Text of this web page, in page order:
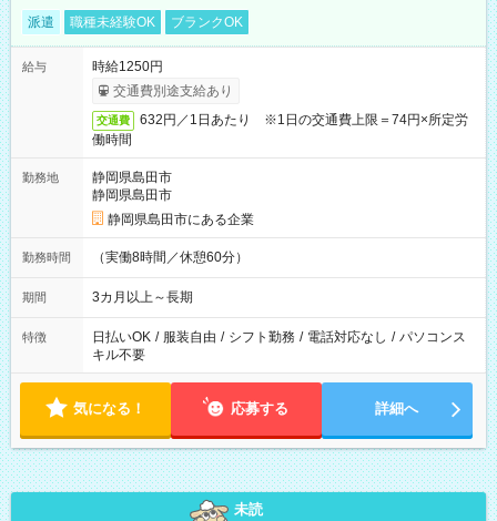
派遣 職種未経験OK ブランクOK
給与
時給1250円
交通費別途支給あり
交通費
632円／1日あたり ※1日の交通費上限＝74円×所定労
働時間
勤務地
静岡県島田市
静岡県島田市
静岡県島田市にある企業
勤務時間 （実働8時間／休憩60分）
期間 3カ月以上～長期
特徴 日払いOK / 服装自由 / シフト勤務 / 電話対応なし / パソコンス
キル不要
気になる！ 応募する 詳細へ
未読